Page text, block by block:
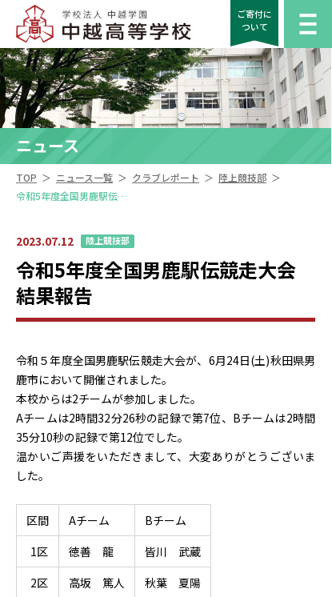
ご寄付に
ついて
ニュース
TOP ＞ ニュース一覧 ＞ クラブレポート ＞ 陸上競技部 ＞
令和5年度全国男鹿駅伝競走大会 結果報告
2023.07.12 陸上競技部
令和5年度全国男鹿駅伝競走大会
結果報告
令和５年度全国男鹿駅伝競走大会が、6月24日(土)秋田県男
鹿市において開催されました。
本校からは2チームが参加しました。
Aチームは2時間32分26秒の記録で第7位、Bチームは2時間
35分10秒の記録で第12位でした。
温かいご声援をいただきまして、大変ありがとうございま
した。
区間 Aチーム
Bチーム
1区
徳善 龍
皆川 武蔵
2区
高坂 篤人
秋葉 夏陽